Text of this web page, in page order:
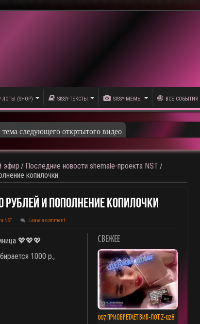
ЛОТЫ (SHOP) SISSY-ТЕКСТЫ SISSY-МЕМЫ ВСЕ СОБЫТИЯ
следующего откртытого видео
эфир / Последние новости shemale-проекта NST /
копилочки
Рублей И Пополнение Копилочки
NST Leave a comment
СВЕЖЕЕ
007 ПРИОБРЕТАЕТ ВИП-ЛОТ Z-028
💖💖💖
1000 р.,